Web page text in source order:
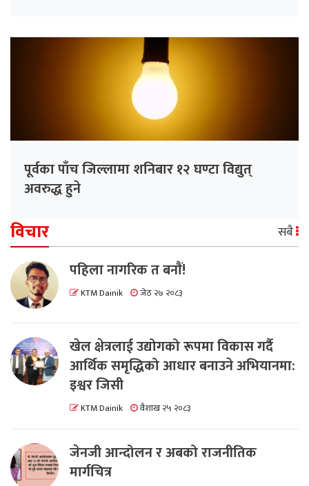
पूर्वका पाँच जिल्लामा शनिबार १२ घण्टा विद्युत्
अवरुद्ध हुने
विचार सबै
पहिला नागरिक त बनाैं!
KTM Dainik जेठ २७ २०८३
खेल क्षेत्रलाई उद्योगको रूपमा विकास गर्दै
आर्थिक समृद्धिको आधार बनाउने अभियानमा:
इश्वर जिसी
KTM Dainik वैशाख २५ २०८३
जेनजी आन्दोलन र अबको राजनीतिक
मार्गचित्र